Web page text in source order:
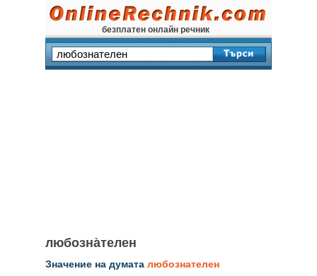
безплатен онлайн речник
любозна̀телен
Значение на думата любознателен